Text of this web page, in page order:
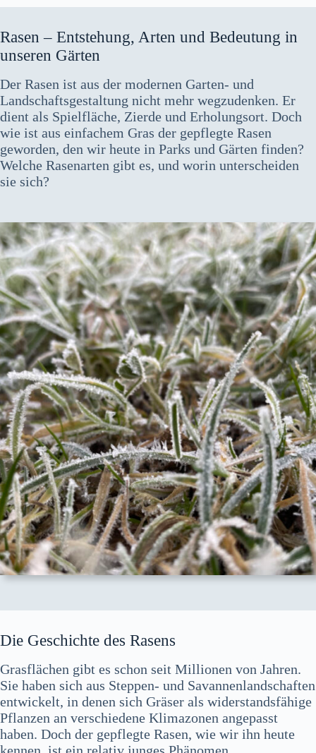
Rasen – Entstehung, Arten und Bedeutung in
unseren Gärten
Der Rasen ist aus der modernen Garten- und
Landschaftsgestaltung nicht mehr wegzudenken. Er
dient als Spielfläche, Zierde und Erholungsort. Doch
wie ist aus einfachem Gras der gepflegte Rasen
geworden, den wir heute in Parks und Gärten finden?
Welche Rasenarten gibt es, und worin unterscheiden
sie sich?
Die Geschichte des Rasens
Grasflächen gibt es schon seit Millionen von Jahren.
Sie haben sich aus Steppen- und Savannenlandschaften
entwickelt, in denen sich Gräser als widerstandsfähige
Pflanzen an verschiedene Klimazonen angepasst
haben. Doch der gepflegte Rasen, wie wir ihn heute